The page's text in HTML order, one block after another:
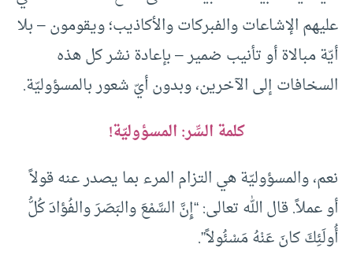
عليهم الإشاعات والفبركات والأكاذيب؛ ويقومون – بلا
أيّة مبالاة أو تأنيب ضمير – بإعادة نشر كل هذه
السخافات إلى الآخرين، وبدون أيّ شعور بالمسؤوليّة.
كلمة السِّر: المسؤوليّة!
نعم، والمسؤوليّة هي التزام المرء بما يصدر عنه قولاً
أو عملاً. قال الله تعالى: “إِنَّ السَّمْعَ والبَصَرَ والفُؤادَ كُلُّ
أُولَئِكَ كانَ عَنْهُ مَسْئُولاً”.